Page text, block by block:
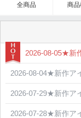
全商品 商
2026-08-05★新
2026-08-04★新作ア
2026-07-29★新作ア
2026-07-28★新作ア